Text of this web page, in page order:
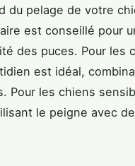
du pelage de votre
est conseillé pour
des puces. Pour les
est idéal,
Pour les chiens
le peigne avec